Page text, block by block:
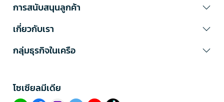
การสนับสนุนลูกค้า
เกี่ยวกับเรา
กลุ่มธุรกิจในเครือ
โซเซียลมีเดีย​